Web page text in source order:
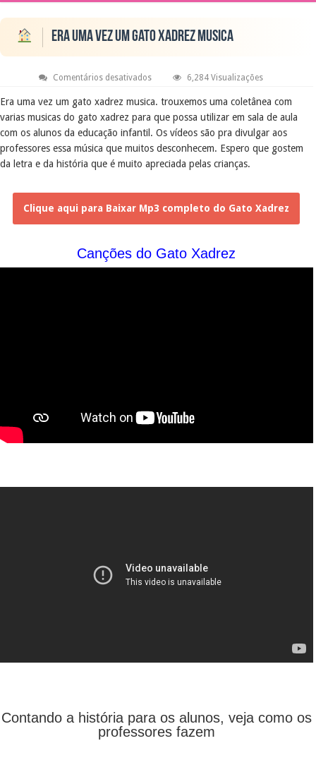
Era uma vez um gato xadrez musica
Comentários desativadosem
uma
vez
um
gato
xadrez
musica
6,284 Visualizações
Era uma vez um gato xadrez musica. trouxemos uma coletânea com
varias musicas do gato xadrez para que possa utilizar em sala de aula
com os alunos da educação infantil. Os vídeos são pra divulgar aos
professores essa música que muitos desconhecem. Espero que gostem
da letra e da história que é muito apreciada pelas crianças.
Clique aqui para Baixar Mp3 completo do Gato Xadrez
Canções do Gato Xadrez
Contando a história para os alunos, veja como os
professores fazem